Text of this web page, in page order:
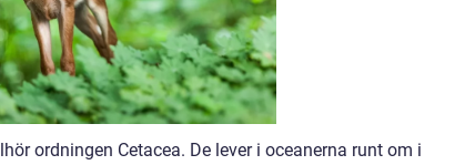
ordningen Cetacea. De lever i oceanerna runt om i